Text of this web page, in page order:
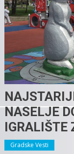
NASELJE
IGRALIŠTE
Gradske Vesti